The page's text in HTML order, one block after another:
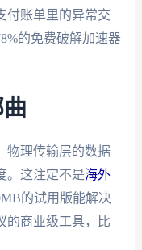
付账单里的异常交
的免费破解加速器
物理传输层的数据
。这注定不是海外
的试用版能解决
的商业级工具，比